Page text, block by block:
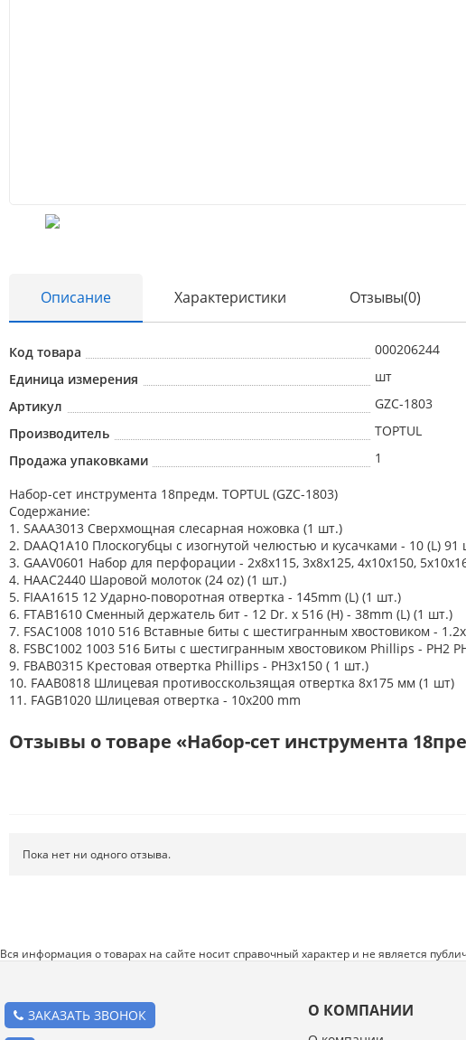
Абразивные материалы
Автоаксессуары и принадлежности
Клининг
Оборудование
Пневмоинструмент
Новые товары
Расходные материалы
Режущий инструмент
Ручной инструмент
Системы хранения
Описание Характеристики Отзывы(0)
Код товара
000206244
Единица измерения
шт
Артикул
GZC-1803
Производитель
TOPTUL
Продажа упаковками
1
Набор-сет инструмента 18предм. TOPTUL (GZC-1803)
Содержание:
1. SAAA3013 Сверхмощная слесарная ножовка (1 шт.)
2. DAAQ1A10 Плоскогубцы с изогнутой челюстью и кусачками - 10 (L) 91
3. GAAV0601 Набор для перфорации - 2x8x115, 3x8x125, 4x10x150,
4. HAAC2440 Шаровой молоток (24 oz) (1 шт.)
5. FIAA1615 12 Ударно-поворотная отвертка - 145mm (L) (1 шт.)
6. FTAB1610 Сменный держатель бит - 12 Dr. x 516 (H) - 38mm (L) (1 шт.)
7. FSAC1008 1010 516 Вставные биты с шестигранным хвостовиком -
8. FSBC1002 1003 516 Биты с шестигранным хвостовиком Phillips - PH2
9. FBAB0315 Крестовая отвертка Phillips - PH3x150 ( 1 шт.)
10. FAAB0818 Шлицевая противосскользящая отвертка 8x175 мм (1 шт)
11. FAGB1020 Шлицевая отвертка - 10x200 mm
Отзывы о товаре «Набор-сет инструмента
Пока нет ни одного отзыва.
Вся информация о товарах на сайте носит справочный характер и не является
ЗАКАЗАТЬ ЗВОНОК О КОМПАНИИ